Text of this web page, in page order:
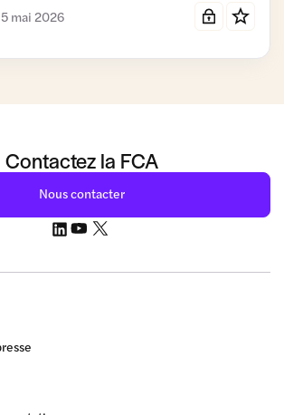
5 mai 2026
Contactez la FCA
Nous contacter